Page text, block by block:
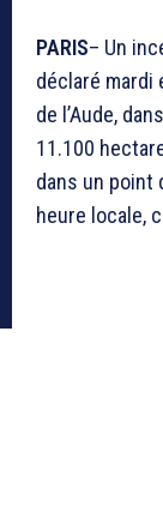
PARIS– Un
déclaré mardi
de l’Aude,
11.100
dans un point
heure locale,